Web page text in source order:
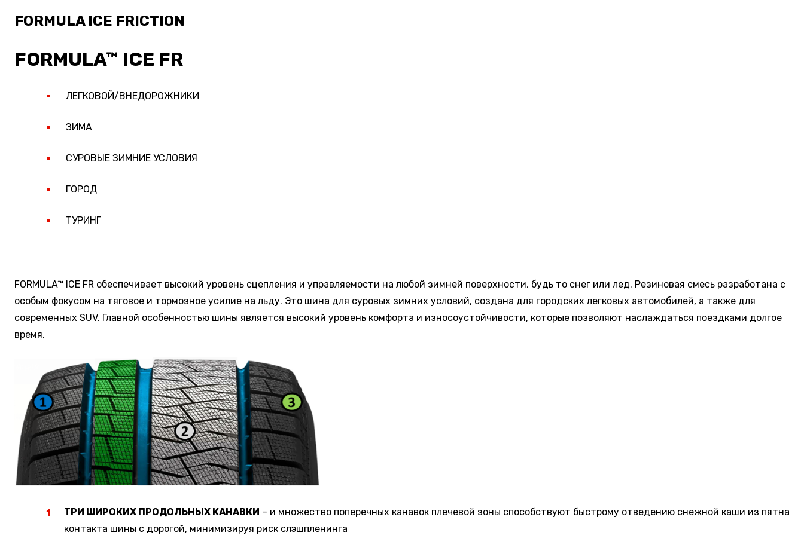
FORMULA ICE FRICTION
FORMULA™ ICE FR
ЛЕГКОВОЙ/ВНЕДОРОЖНИКИ
ЗИМА
СУРОВЫЕ ЗИМНИЕ УСЛОВИЯ
ГОРОД
ТУРИНГ
FORMULA™ ICE FR обеспечивает высокий уровень сцепления и управляемости на любой зимней поверхности, будь то снег или лед. Резиновая смесь разработана с
особым фокусом на тяговое и тормозное усилие на льду. Это шина для суровых зимних условий, создана для городских легковых автомобилей, а также для
современных SUV. Главной особенностью шины является высокий уровень комфорта и износоустойчивости, которые позволяют наслаждаться поездками долгое
время.
ТРИ ШИРОКИХ ПРОДОЛЬНЫХ КАНАВКИ – и множество поперечных канавок плечевой зоны способствуют быстрому отведению снежной каши из пятна
контакта шины с дорогой, минимизируя риск слэшпленинга